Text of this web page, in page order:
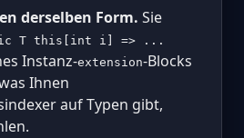
derselben Form. Sie
T this[int i] => ...
Instanz-extension-Blocks
Ihnen
auf Typen gibt,